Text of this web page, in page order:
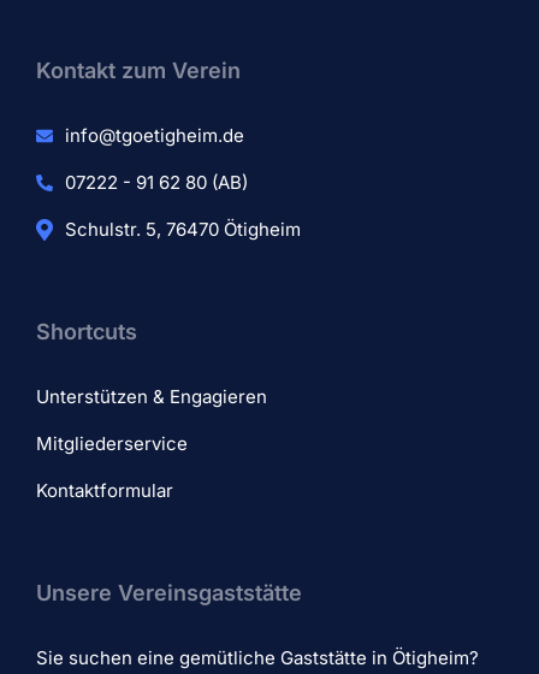
Kontakt zum Verein​
info@tgoetigheim.de
07222 - 91 62 80 (AB)
Schulstr. 5, 76470 Ötigheim
Shortcuts
Unterstützen & Engagieren
Mitgliederservice
Kontaktformular
Unsere Vereinsgaststätte
Sie suchen eine gemütliche Gaststätte in Ötigheim?